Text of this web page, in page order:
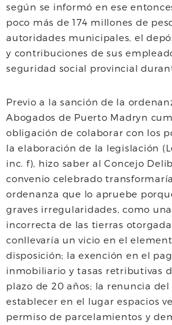
según se informó en ese
poco más de 174 millones de
autoridades municipales, el
y contribuciones de sus
seguridad social provincial
Previo a la sanción de la
Abogados de Puerto Madryn
obligación de colaborar con los
la elaboración de la legislación
inc. f), hizo saber al Concejo
convenio celebrado
ordenanza que lo apruebe
graves irregularidades, como
incorrecta de las tierras
conllevaría un vicio en el
disposición; la exención en el
inmobiliario y tasas retributivas
plazo de 20 años; la renuncia
establecer en el lugar espacios
permiso de parcelamientos y